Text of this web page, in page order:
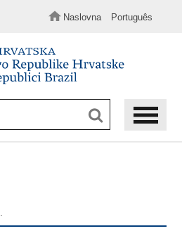
Naslovna Português